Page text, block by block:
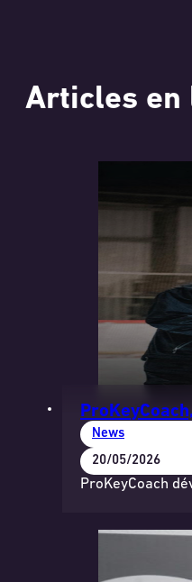
Articles en
News
20/05/2026
ProKeyCoach